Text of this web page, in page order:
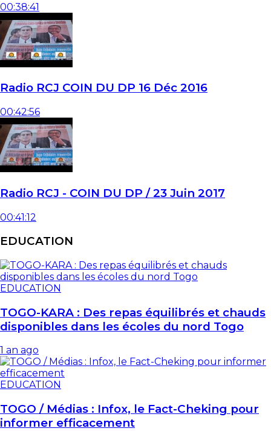
00:38:41
Radio RCJ COIN DU DP 16 Déc 2016
00:42:56
Radio RCJ - COIN DU DP / 23 Juin 2017
00:41:12
EDUCATION
EDUCATION
TOGO-KARA : Des repas équilibrés et chauds
disponibles dans les écoles du nord Togo
1 an ago
EDUCATION
TOGO / Médias : Infox, le Fact-Cheking pour
informer efficacement